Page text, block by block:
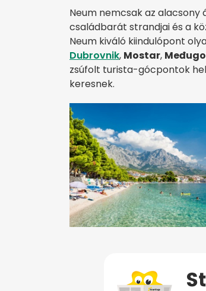
Neum nemcsak az
családbarát strandjai és a
Neum kiváló kiindulópont
Dubrovnik, Mostar,
zsúfolt turista-gócpontok
keresnek.